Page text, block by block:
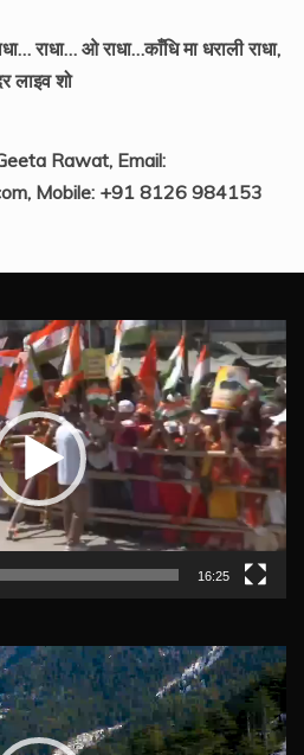
राधा… ओ राधा…काँधि मा धराली राधा,
लाइव शो
Rawat, Email:
Mobile: +91 8126 984153
16:25